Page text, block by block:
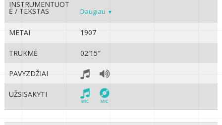
INSTRUMENTUOT
Ė / TEKSTAS Daugiau
METAI 1907
TRUKMĖ 02′15″
PAVYZDŽIAI
UŽSISAKYTI